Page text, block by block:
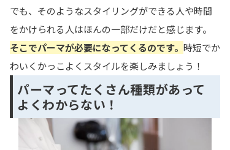
でも、そのようなスタイリングができる人や時間
をかけられる人はほんの一部だけだと感じます。
そこでパーマが必要になってくるのです。 時短でか
わいくかっこよくスタイルを楽しみましょう！
パーマってたくさん種類があって
よくわからない！